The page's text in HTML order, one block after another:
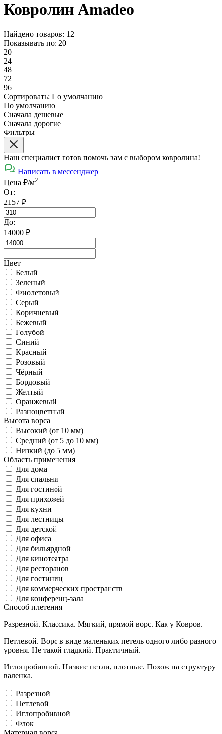
Ковролин Amadeo
Найдено товаров: 12
Показывать по: 20
20
24
48
72
96
Сортировать: По умолчанию
По умолчанию
Сначала дешевые
Сначала дорогие
Фильтры
Наш специалист готов помочь вам с выбором ковролина!
Написать в мессенджер
Цена ₽/м2
От:
2157 ₽
До:
14000 ₽
Цвет
Белый
Зеленый
Фиолетовый
Серый
Коричневый
Бежевый
Голубой
Синий
Красный
Розовый
Чёрный
Бордовый
Желтый
Оранжевый
Разноцветный
Высота ворса
Высокий (от 10 мм)
Средний (от 5 до 10 мм)
Низкий (до 5 мм)
Область применения
Для дома
Для спальни
Для гостиной
Для прихожей
Для кухни
Для лестницы
Для детской
Для офиса
Для бильярдной
Для кинотеатра
Для ресторанов
Для гостиниц
Для коммерческих пространств
Для конференц-зала
Способ плетения
Разрезной. Классика. Мягкий, прямой ворс. Как у Ковров.
Петлевой. Ворс в виде маленьких петель одного либо разного
уровня. Не такой гладкий. Практичный.
Иглопробивной. Низкие петли, плотные. Похож на структуру
валенка.
Разрезной
Петлевой
Иглопробивной
Флок
Материал ворса